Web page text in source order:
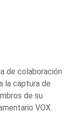
de colaboración
la captura de
de su
VOX.